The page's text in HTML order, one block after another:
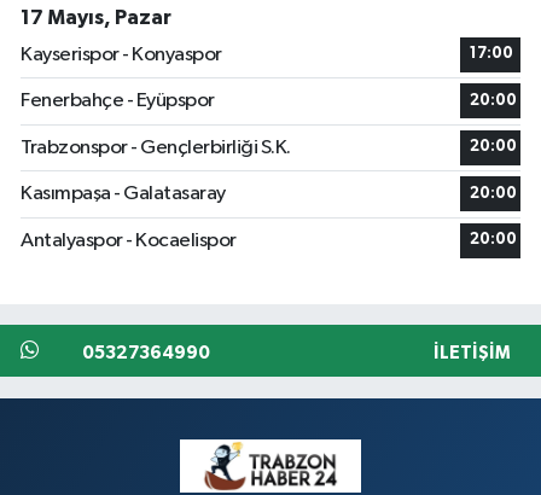
17 Mayıs, Pazar
Kayserispor - Konyaspor
17:00
Fenerbahçe - Eyüpspor 20:00
Trabzonspor - Gençlerbirliği S.K. 20:00
Kasımpaşa - Galatasaray 20:00
Antalyaspor - Kocaelispor 20:00
05327364990 İLETIŞIM